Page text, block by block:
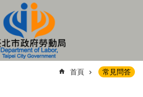
首頁 常見問答